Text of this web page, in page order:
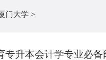
门大学 >
专升本会计学专业必